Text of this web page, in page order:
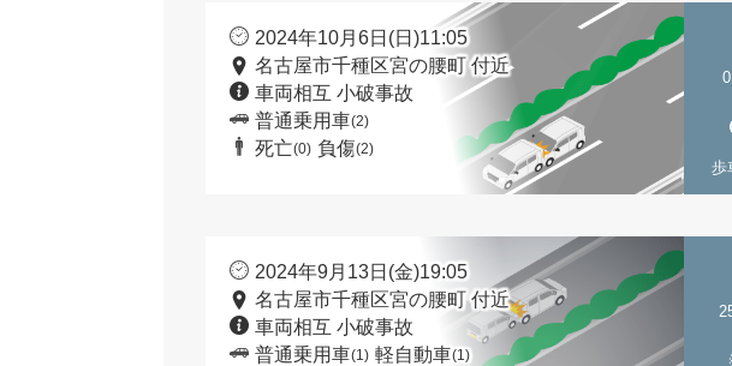
2024年10月6日(日)11:05
名古屋市千種区宮の腰町 付近
車両相互 小破事故
普通乗用車(2)
死亡(0) 負傷(2)
歩
2024年9月13日(金)19:05
名古屋市千種区宮の腰町 付近
車両相互 小破事故
普通乗用車(1) 軽自動車(1)